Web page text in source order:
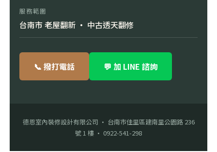
服務範圍
台南市 老屋翻新 · 中古透天翻修
📞 撥打電話 💬 加 LINE 諮詢
德恩室內裝修設計有限公司 · 台南市佳里區建南里公園路 236
號 1 樓 · 0922-541-298